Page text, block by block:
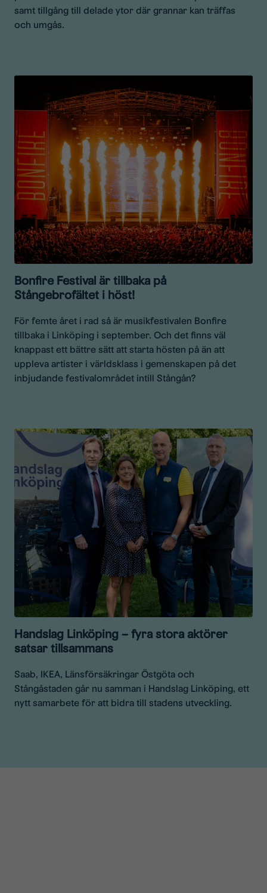
samt tillgång till delade ytor där grannar kan träffas
och umgås.
Bonfire Festival är tillbaka på
Stångebrofältet i höst!
För femte året i rad så är musikfestivalen Bonfire
tillbaka i Linköping i september. Och det finns väl
knappast ett bättre sätt att starta hösten på än att
uppleva artister i världsklass i gemenskapen på det
inbjudande festivalområdet intill Stångån?
Handslag Linköping – fyra stora aktörer
satsar tillsammans
Saab, IKEA, Länsförsäkringar Östgöta och
Stångåstaden går nu samman i Handslag Linköping, ett
nytt samarbete för att bidra till stadens utveckling.